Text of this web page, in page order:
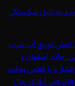
به دلیل شکستگی
اصلی توزیع آب شرب
جاده اصفهان و
و یا قطعی موقت
فنی آبفا در حال